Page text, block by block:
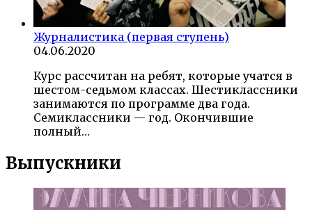
Журналистика (первая ступень)
04.06.2020
Курс рассчитан на ребят, которые учатся в
шестом-седьмом классах. Шестиклассники
занимаются по программе два года.
Семиклассники — год. Окончившие
полный…
Выпускники